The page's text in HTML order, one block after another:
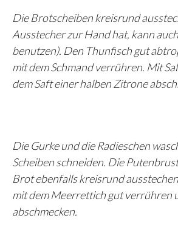
Die Brotscheiben kreisrund
Ausstecher zur Hand hat, kann
benutzen). Den Thunfisch gut
mit dem Schmand verrühren. Mit
dem Saft einer halben Zitrone
Die Gurke und die Radieschen
Scheiben schneiden. Die
Brot ebenfalls kreisrund
mit dem Meerrettich gut verrühren
abschmecken.